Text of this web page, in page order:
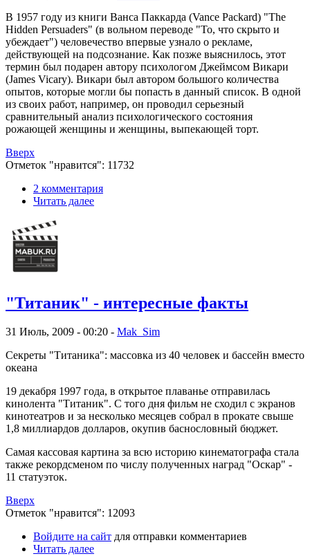
В 1957 году из книги Ванса Паккарда (Vance Packard) "The
Hidden Persuaders" (в вольном переводе "То, что скрыто и
убеждает") человечество впервые узнало о рекламе,
действующей на подсознание. Как позже выяснилось, этот
термин был подарен автору психологом Джеймсом Викари
(James Vicary). Викари был автором большого количества
опытов, которые могли бы попасть в данный список. В одной
из своих работ, например, он проводил серьезный
сравнительный анализ психологического состояния
рожающей женщины и женщины, выпекающей торт.
Вверх
Отметок "нравится": 11732
2 комментария
Читать далее
"Титаник" - интересные факты
31 Июль, 2009 - 00:20 - Mak_Sim
Секреты "Титаника": массовка из 40 человек и бассейн вместо
океана
19 декабря 1997 года, в открытое плаванье отправилась
кинолента "Титаник". С того дня фильм не сходил с экранов
кинотеатров и за несколько месяцев собрал в прокате свыше
1,8 миллиардов долларов, окупив баснословный бюджет.
Самая кассовая картина за всю историю кинематографа стала
также рекордсменом по числу полученных наград "Оскар" -
11 статуэток.
Вверх
Отметок "нравится": 12093
Войдите на сайт для отправки комментариев
Читать далее